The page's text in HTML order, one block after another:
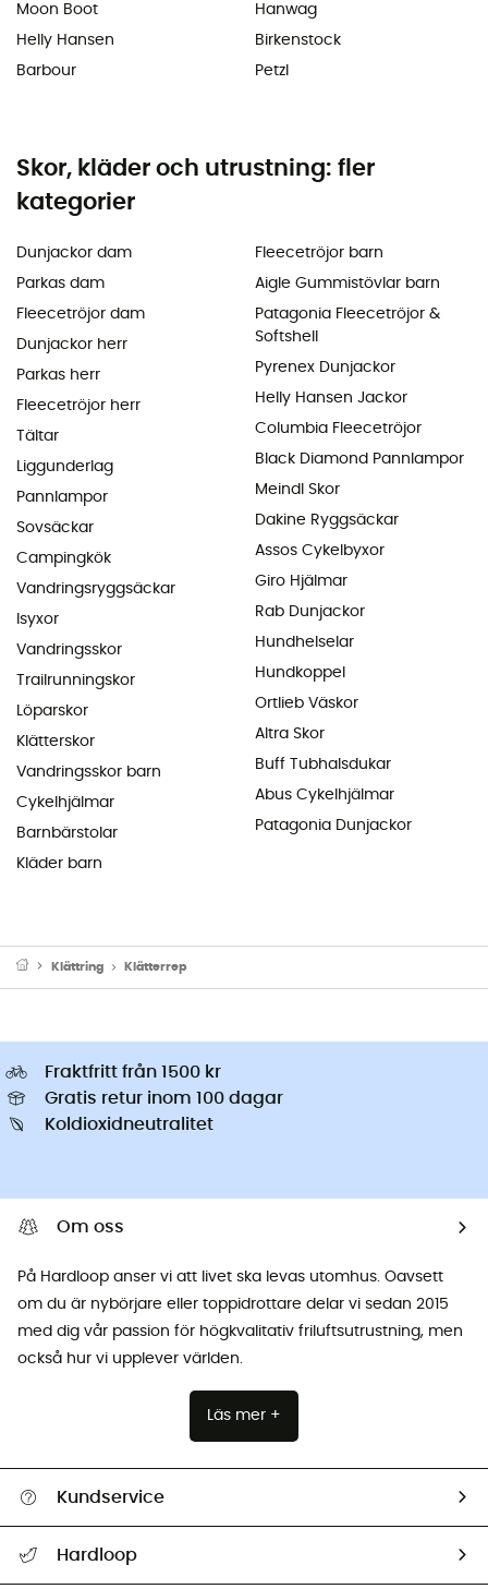
Moon Boot
Helly Hansen
Barbour
Hanwag
Birkenstock
Petzl
Skor, kläder och utrustning: fler
kategorier
Dunjackor dam
Parkas dam
Fleecetröjor dam
Dunjackor herr
Parkas herr
Fleecetröjor herr
Tältar
Liggunderlag
Pannlampor
Sovsäckar
Campingkök
Vandringsryggsäckar
Isyxor
Vandringsskor
Trailrunningskor
Löparskor
Klätterskor
Vandringsskor barn
Cykelhjälmar
Barnbärstolar
Kläder barn
Fleecetröjor barn
Aigle Gummistövlar barn
Patagonia Fleecetröjor &
Softshell
Pyrenex Dunjackor
Helly Hansen Jackor
Columbia Fleecetröjor
Black Diamond Pannlampor
Meindl Skor
Dakine Ryggsäckar
Assos Cykelbyxor
Giro Hjälmar
Rab Dunjackor
Hundhelselar
Hundkoppel
Ortlieb Väskor
Altra Skor
Buff Tubhalsdukar
Abus Cykelhjälmar
Patagonia Dunjackor
Klättring Klätterrep
Fraktfritt från 1500 kr
Gratis retur inom 100 dagar
Koldioxidneutralitet
Om oss
På Hardloop anser vi att livet ska levas utomhus. Oavsett
om du är nybörjare eller toppidrottare delar vi sedan 2015
med dig vår passion för högkvalitativ friluftsutrustning, men
också hur vi upplever världen.
Läs mer +
Kundservice
Hardloop